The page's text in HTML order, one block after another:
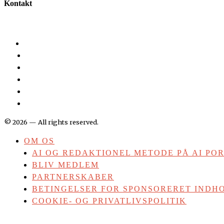
Kontakt
©2026 — All rights reserved.
OM OS
AI OG REDAKTIONEL METODE PÅ AI
BLIV MEDLEM
PARTNERSKABER
BETINGELSER FOR SPONSORERET
COOKIE- OG PRIVATLIVSPOLITIK